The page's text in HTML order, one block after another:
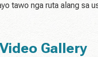
tawo nga ruta alang sa
Gallery